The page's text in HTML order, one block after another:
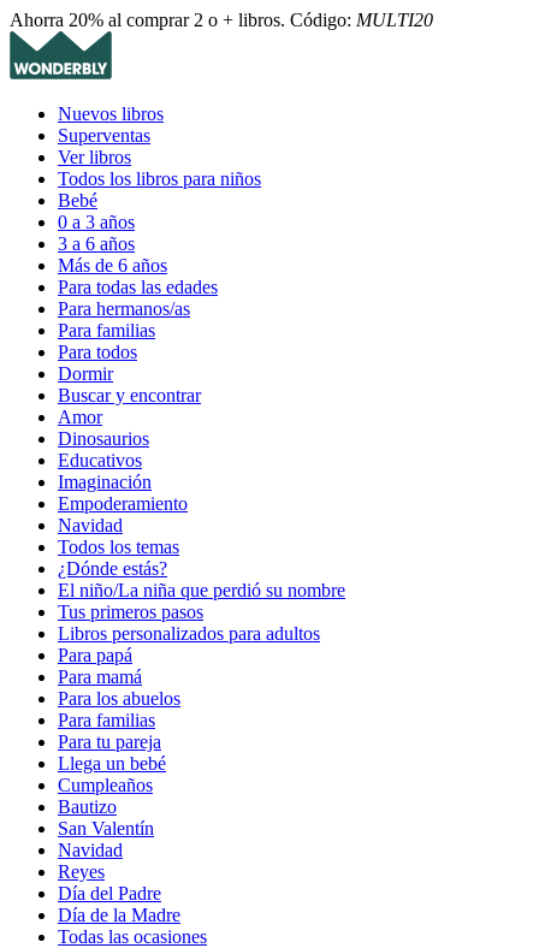
Ahorra 20% al comprar 2 o + libros. Código: MULTI20
Nuevos libros
Superventas
Ver libros
Todos los libros para niños
Bebé
0 a 3 años
3 a 6 años
Más de 6 años
Para todas las edades
Para hermanos/as
Para familias
Para todos
Dormir
Buscar y encontrar
Amor
Dinosaurios
Educativos
Imaginación
Empoderamiento
Navidad
Todos los temas
¿Dónde estás?
El niño/La niña que perdió su nombre
Tus primeros pasos
Libros personalizados para adultos
Para papá
Para mamá
Para los abuelos
Para familias
Para tu pareja
Llega un bebé
Cumpleaños
Bautizo
San Valentín
Navidad
Reyes
Día del Padre
Día de la Madre
Todas las ocasiones